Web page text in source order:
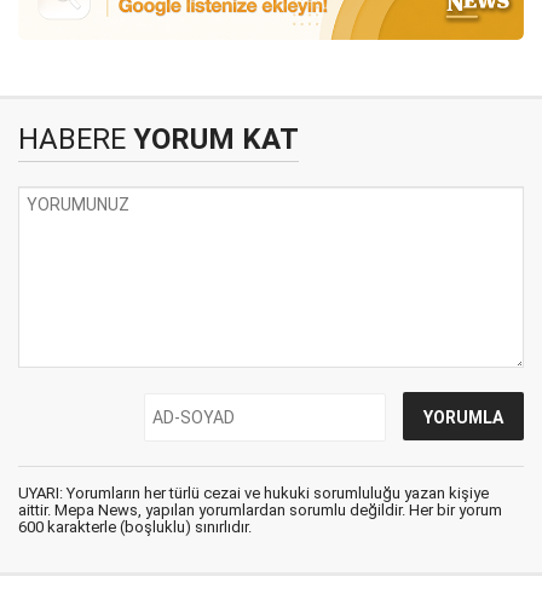
HABERE YORUM KAT
UYARI: Yorumların her türlü cezai ve hukuki sorumluluğu yazan kişiye
aittir. Mepa News, yapılan yorumlardan sorumlu değildir. Her bir yorum
600 karakterle (boşluklu) sınırlıdır.